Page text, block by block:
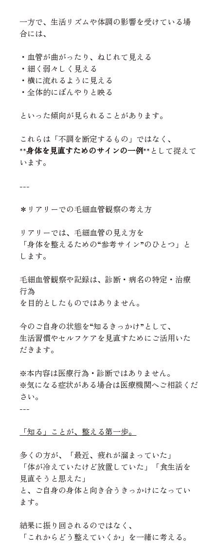
一方で、生活リズムや体調の影響を受けている場
合には、
・血管が曲がったり、ねじれて見える
・細く弱々しく見える
・横に流れるように見える
・全体的にぼんやりと映る
といった傾向が見られることがあります。
これらは「不調を断定するもの」ではなく、
**身体を見直すためのサインの一例**として捉えて
います。
---
＊リアリーでの毛細血管観察の考え方
リアリーでは、毛細血管の見え方を
「身体を整えるための“参考サイン”のひとつ」と
します。
毛細血管観察や記録は、診断・病名の特定・治療
行為
を目的としたものではありません。
今のご自身の状態を“知るきっかけ”として、
生活習慣やセルフケアを見直すためにご活用いた
だきます。
※本内容は医療行為・診断ではありません。
※気になる症状がある場合は医療機関へご相談くだ
さい。
---
「知る」ことが、整える第一歩。
多くの方が、「最近、疲れが溜まっていた」
「体が冷えていたけど放置していた」「食生活を
見直そうと思えた」
と、ご自身の身体と向き合うきっかけになってい
ます。
結果に振り回されるのではなく、
「これからどう整えていくか」を一緒に考える。